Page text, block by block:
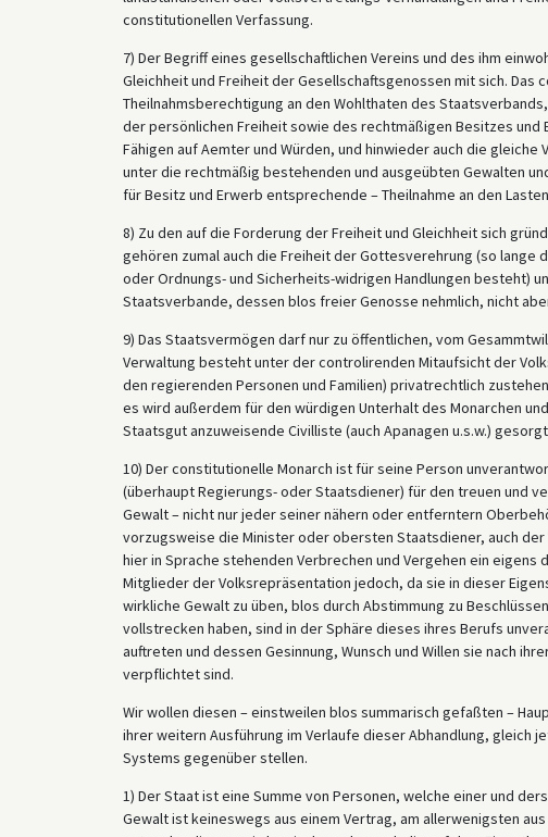
constitutionellen Verfassung.
7) Der Begriff eines gesellschaftlichen Vereins und des ihm
Gleichheit und Freiheit der Gesellschaftsgenossen mit sich.
Theilnahmsberechtigung an den Wohlthaten des
der persönlichen Freiheit sowie des rechtmäßigen Besitzes und
Fähigen auf Aemter und Würden, und hinwieder auch die
unter die rechtmäßig bestehenden und ausgeübten Gewalten
für Besitz und Erwerb entsprechende – Theilnahme an den
8) Zu den auf die Forderung der Freiheit und Gleichheit sich
gehören zumal auch die Freiheit der Gottesverehrung (so lange
oder Ordnungs- und Sicherheits-widrigen Handlungen besteht)
Staatsverbande, dessen blos freier Genosse nehmlich, nicht
9) Das Staatsvermögen darf nur zu öffentlichen, vom
Verwaltung besteht unter der controlirenden Mitaufsicht der
den regierenden Personen und Familien) privatrechtlich
es wird außerdem für den würdigen Unterhalt des Monarchen
Staatsgut anzuweisende Civilliste (auch Apanagen u.s.w.)
10) Der constitutionelle Monarch ist für seine Person
(überhaupt Regierungs- oder Staatsdiener) für den treuen und
Gewalt – nicht nur jeder seiner nähern oder entferntern
vorzugsweise die Minister oder obersten Staatsdiener, auch
hier in Sprache stehenden Verbrechen und Vergehen ein
Mitglieder der Volksrepräsentation jedoch, da sie in dieser
wirkliche Gewalt zu üben, blos durch Abstimmung zu
vollstrecken haben, sind in der Sphäre dieses ihres Berufs
auftreten und dessen Gesinnung, Wunsch und Willen sie nach
verpflichtet sind.
Wir wollen diesen – einstweilen blos summarisch gefaßten –
ihrer weitern Ausführung im Verlaufe dieser Abhandlung,
Systems gegenüber stellen.
1) Der Staat ist eine Summe von Personen, welche einer und
Gewalt ist keineswegs aus einem Vertrag, am allerwenigsten